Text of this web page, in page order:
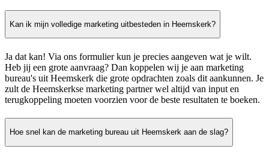
Kan ik mijn volledige marketing uitbesteden in Heemskerk?
Ja dat kan! Via ons formulier kun je precies aangeven wat je wilt.
Heb jij een grote aanvraag? Dan koppelen wij je aan marketing
bureau's uit Heemskerk die grote opdrachten zoals dit aankunnen. Je
zult de Heemskerkse marketing partner wel altijd van input en
terugkoppeling moeten voorzien voor de beste resultaten te boeken.
Hoe snel kan de marketing bureau uit Heemskerk aan de slag?